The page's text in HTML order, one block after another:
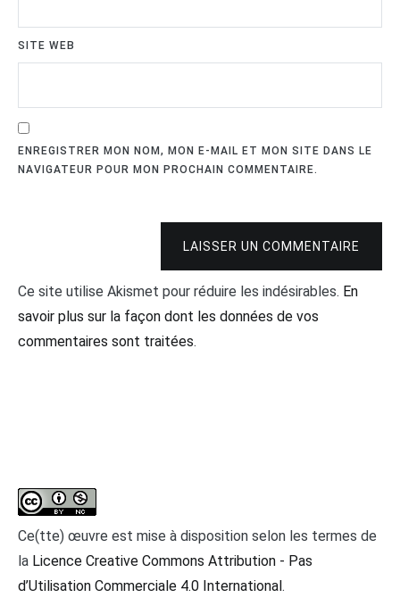
SITE WEB
ENREGISTRER MON NOM, MON E-MAIL ET MON SITE DANS LE
NAVIGATEUR POUR MON PROCHAIN COMMENTAIRE.
LAISSER UN COMMENTAIRE
Ce site utilise Akismet pour réduire les indésirables. En
savoir plus sur la façon dont les données de vos
commentaires sont traitées.
Ce(tte) œuvre est mise à disposition selon les termes de
la Licence Creative Commons Attribution - Pas
d’Utilisation Commerciale 4.0 International.